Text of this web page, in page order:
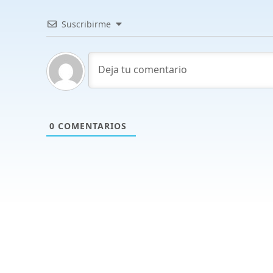
Suscribirme
0 COMENTARIOS